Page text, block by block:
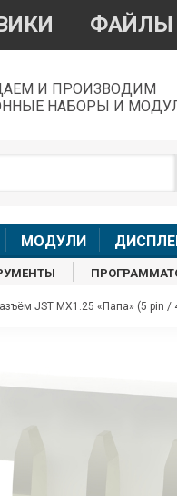
ФАЙЛЫ
И ПРОИЗВОДИМ
НАБОРЫ И
МОДУЛИ
JST MX1.25 «Папа» (5 pin /
По